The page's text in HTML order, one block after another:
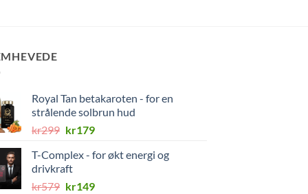
Royal Tan betakaroten - for en
strålende solbrun hud
kr299 Opprinnelig
var:
kr299.
kr179Nåværende
er:
T-Complex - for økt energi og
drivkraft
kr579 Opprinnelig
kr149Nåværende